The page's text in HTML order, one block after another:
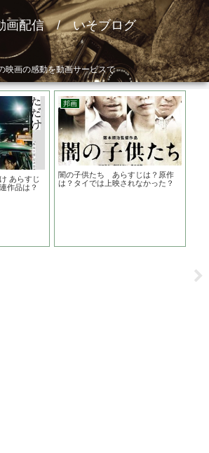
画配信 / いそブログ
映画の感動を動画サービスで
あらすじ
作品は？
邦画
闇の子供たち あらすじは？原作
は？タイでは上映されなかった？